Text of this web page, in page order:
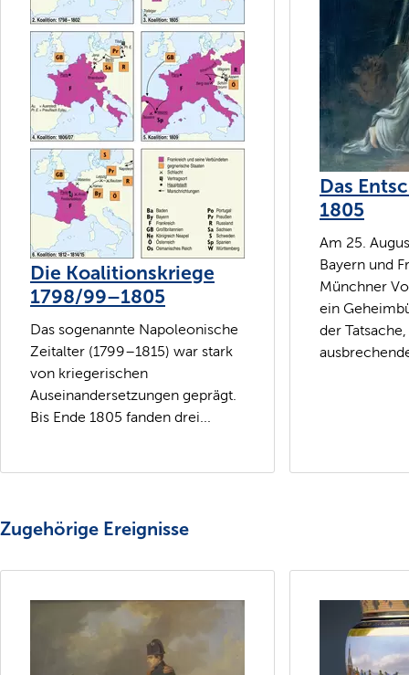
Die Koalitionskriege
1798/99–1805
Das sogenannte Napoleonische
Zeitalter (1799–1815) war stark
von kriegerischen
Auseinandersetzungen geprägt.
Bis Ende 1805 fanden drei...
Das
1805
Am 25.
Bayern und
Münchner
ein
der
Zugehörige Ereignisse